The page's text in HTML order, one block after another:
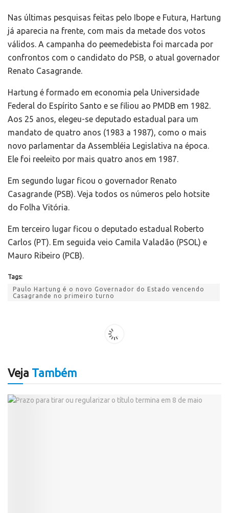
Nas últimas pesquisas feitas pelo Ibope e Futura, Hartung
já aparecia na frente, com mais da metade dos votos
válidos. A campanha do peemedebista foi marcada por
confrontos com o candidato do PSB, o atual governador
Renato Casagrande.
Hartung é formado em economia pela Universidade
Federal do Espírito Santo e se filiou ao PMDB em 1982.
Aos 25 anos, elegeu-se deputado estadual para um
mandato de quatro anos (1983 a 1987), como o mais
novo parlamentar da Assembléia Legislativa na época.
Ele foi reeleito por mais quatro anos em 1987.
Em segundo lugar ficou o governador Renato
Casagrande (PSB). Veja todos os números pelo hotsite
do Folha Vitória.
Em terceiro lugar ficou o deputado estadual Roberto
Carlos (PT). Em seguida veio Camila Valadão (PSOL) e
Mauro Ribeiro (PCB).
Tags:
Paulo Hartung é o novo Governador do Estado vencendo
Casagrande no primeiro turno
Veja Também